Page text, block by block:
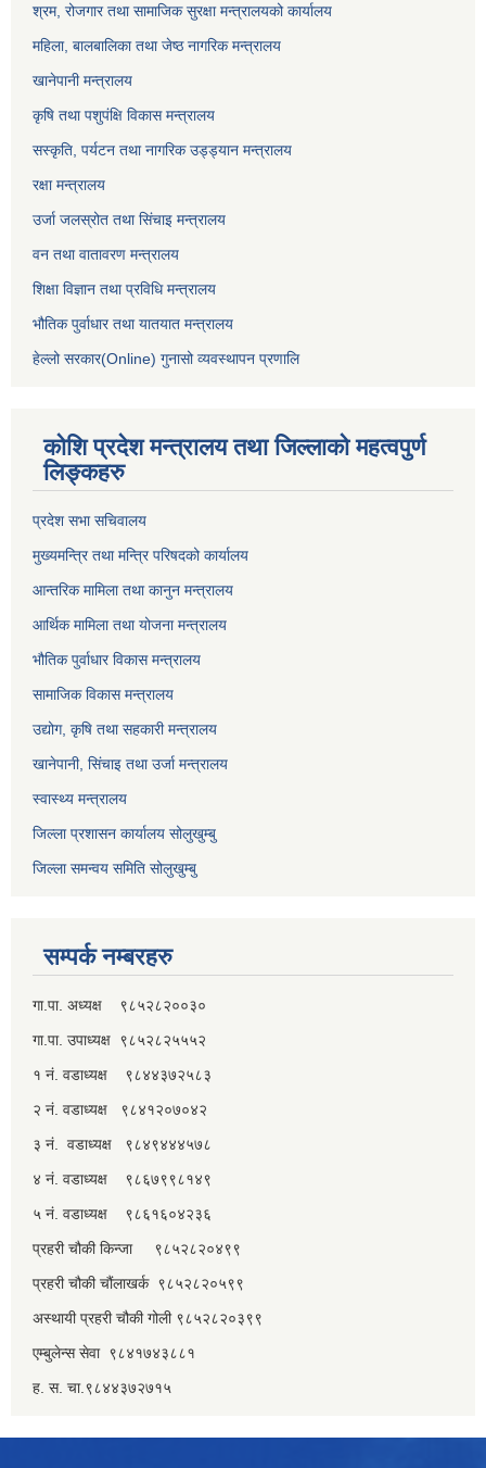
श्रम, रोजगार तथा सामाजिक सुरक्षा मन्त्रालयको कार्यालय
महिला, बालबालिका तथा जेष्ठ नागरिक मन्त्रालय
खानेपानी मन्त्रालय
कृषि तथा पशुपंक्षि विकास मन्त्रालय
सस्कृति, पर्यटन तथा नागरिक उड्ड्यान मन्त्रालय
रक्षा मन्त्रालय
उर्जा जलस्रोत तथा सिंचाइ मन्‍त्रालय
वन तथा वातावरण मन्त्रालय
शिक्षा विज्ञान तथा प्रविधि मन्त्रालय
भौतिक पुर्वाधार तथा यातयात मन्त्रालय
हेल्लो सरकार(Online) गुनासो व्यवस्थापन प्रणालि
कोशि प्रदेश मन्त्रालय तथा जिल्लाको महत्वपुर्ण
लिङ्कहरु
प्रदेश सभा सचिवालय
मुख्यमन्त्रि तथा मन्त्रि परिषदको कार्यालय
आन्तरिक मामिला तथा कानुन मन्त्रालय
आर्थिक मामिला तथा योजना मन्त्रालय
भौतिक पुर्वाधार विकास मन्त्रालय
सामाजिक विकास मन्त्रालय
उद्योग, कृषि तथा सहकारी मन्त्रालय
खानेपानी, सिंचाइ तथा उर्जा मन्त्रालय
स्वास्थ्य मन्त्रालय
जिल्ला प्रशासन कार्यालय सोलुखुम्बु
जिल्ला समन्वय समिति सोलुखुम्बु
सम्पर्क नम्बरहरु
गा.पा. अध्यक्ष ९८५२८२००३०
गा.पा. उपाध्यक्ष ९८५२८२५५५२
१ नं. वडाध्यक्ष ९८४४३७२५८३
२ नं. वडाध्यक्ष ९८४१२०७०४२
३ नं. वडाध्यक्ष ९८४९४४४५७८
४ नं. वडाध्यक्ष ९८६७९९८१४९
५ नं. वडाध्यक्ष ९८६१६०४२३६
प्रहरी चौकी किन्जा ९८५२८२०४९९
प्रहरी चौकी चौंलाखर्क ९८५२८२०५९९
अस्थायी प्रहरी चौकी गोली ९८५२८२०३९९
एम्बुलेन्स सेवा ९८४१७४३८८१
ह. स. चा.९८४४३७२७१५